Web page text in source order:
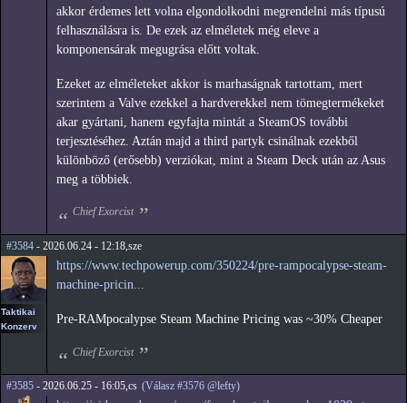
akkor érdemes lett volna elgondolkodni megrendelni más típusú
felhasználásra is. De ezek az elméletek még eleve a
komponensárak megugrása előtt voltak.
Ezeket az elméleteket akkor is marhaságnak tartottam, mert
szerintem a Valve ezekkel a hardverekkel nem tömegtermékeket
akar gyártani, hanem egyfajta mintát a SteamOS további
terjesztéséhez. Aztán majd a third partyk csinálnak ezekből
különböző (erősebb) verziókat, mint a Steam Deck után az Asus
meg a többiek.
Chief Exorcist
#3584 - 2026.06.24 - 12:18,sze
Taktikai
Konzerv
https://www.techpowerup.com/350224/pre-rampocalypse-steam-
machine-pricin...
Pre-RAMpocalypse Steam Machine Pricing was ~30% Cheaper
Chief Exorcist
#3585 - 2026.06.25 - 16:05,cs (Válasz #3576 @lefty)